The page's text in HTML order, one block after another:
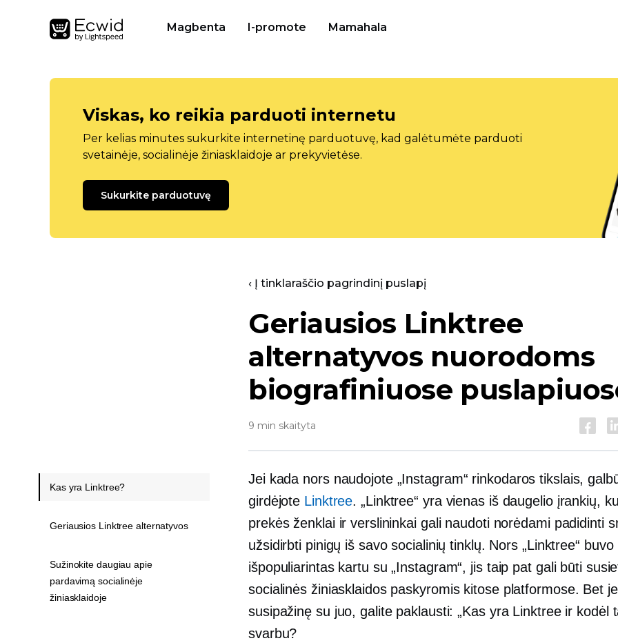
Magbenta I-promote Mamahala
Viskas, ko reikia parduoti internetu
Per kelias minutes sukurkite internetinę parduotuvę, kad galėtumėte parduoti
svetainėje, socialinėje žiniasklaidoje ar prekyvietėse.
Sukurkite parduotuvę
‹ Į tinklaraščio pagrindinį puslapį
Geriausios Linktree
alternatyvos nuorodoms
biografiniuose
9 min skaityta
Jei kada nors naudojote „Instagram“ rinkodaros tikslais,
girdėjote Linktree. „Linktree“ yra vienas iš daugelio įrankių,
prekės ženklai ir verslininkai gali naudoti norėdami padidinti
užsidirbti pinigų iš savo socialinių tinklų. Nors „Linktree“ buvo
išpopuliarintas kartu su „Instagram“, jis taip pat gali būti
socialinės žiniasklaidos paskyromis kitose platformose. Bet
susipažinę su juo, galite paklausti: „Kas yra Linktree ir kodėl
svarbu?
Kas yra Linktree?
Geriausios Linktree alternatyvos
Sužinokite daugiau apie
pardavimą socialinėje
žiniasklaidoje